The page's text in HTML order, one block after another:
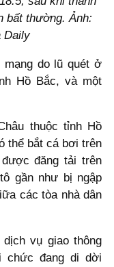
bất thường. Ảnh:
Daily
mạng do lũ quét ở
Hồ Bắc, và một
thuộc tỉnh Hồ
thể bắt cá bơi trên
đăng tải trên
gần như bị ngập
các tòa nhà dân
vụ giao thông
chức đang di dời